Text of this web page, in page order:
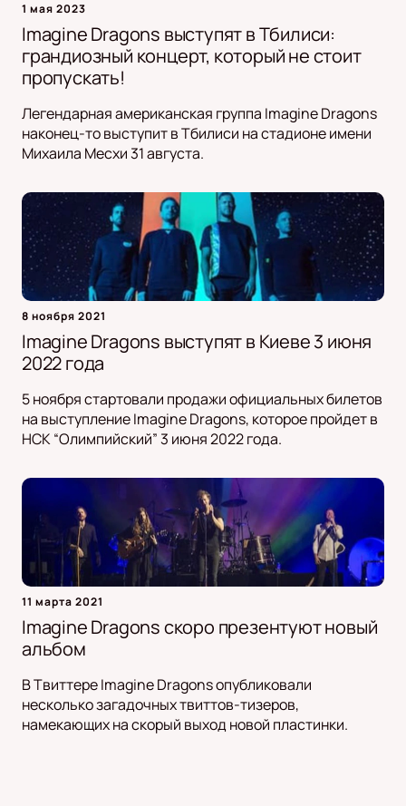
1 мая 2023
Imagine Dragons выступят в Тбилиси:
грандиозный концерт, который не стоит
пропускать!
Легендарная американская группа Imagine Dragons
наконец-то выступит в Тбилиси на стадионе имени
Михаила Месхи 31 августа.
8 ноября 2021
Imagine Dragons выступят в Киеве 3 июня
2022 года
5 ноября стартовали продажи официальных билетов
на выступление Imagine Dragons, которое пройдет в
НСК “Олимпийский” 3 июня 2022 года.
11 марта 2021
Imagine Dragons скоро презентуют новый
альбом
В Твиттере Imagine Dragons опубликовали
несколько загадочных твиттов-тизеров,
намекающих на скорый выход новой пластинки.